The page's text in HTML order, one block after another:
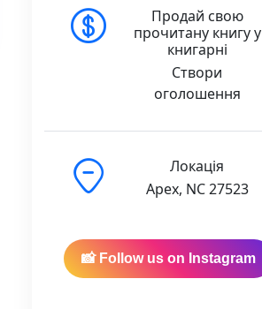
Продай свою
прочитану книгу у
книгарні
Створи
оголошення
Локація
Apex, NC 27523
📸 Follow us on Instagram